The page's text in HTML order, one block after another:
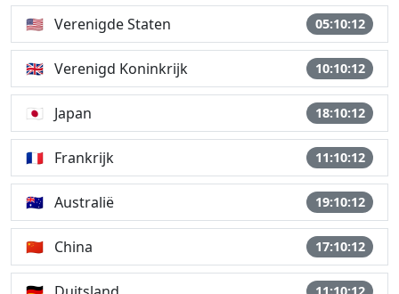
🇺🇸 Verenigde Staten 05:10:12
🇬🇧 Verenigd Koninkrijk 10:10:12
🇯🇵 Japan 18:10:12
🇫🇷 Frankrijk 11:10:12
🇦🇺 Australië 19:10:12
🇨🇳 China 17:10:12